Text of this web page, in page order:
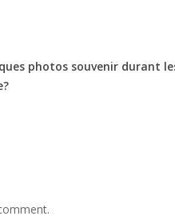
photos souvenir durant